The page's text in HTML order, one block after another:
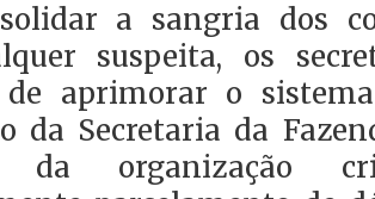
a sangria dos
suspeita, os
aprimorar o
da Secretaria da
da organização